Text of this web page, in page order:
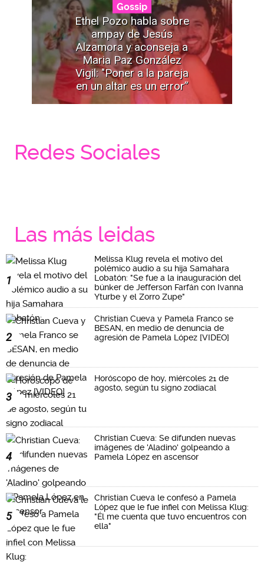
Gossip
Ethel Pozo habla sobre
ampay de Jesús
Alzamora y aconseja a
Maria Paz González
Vigil: "Poner a la pareja
en un altar es un error”
Redes Sociales
Las más leidas
1
Melissa Klug revela el motivo del
polémico audio a su hija Samahara
Lobatón: "Se fue a la inauguración del
búnker de Jefferson Farfán con Ivanna
Yturbe y el Zorro Zupe"
2
Christian Cueva y Pamela Franco se
BESAN, en medio de denuncia de
agresión de Pamela López [VIDEO]
3
Horóscopo de hoy, miércoles 21 de
agosto, según tu signo zodiacal
4
Christian Cueva: Se difunden nuevas
imágenes de 'Aladino' golpeando a
Pamela López en ascensor
5
Christian Cueva le confesó a Pamela
López que le fue infiel con Melissa Klug:
"Él me cuenta que tuvo encuentros con
ella"